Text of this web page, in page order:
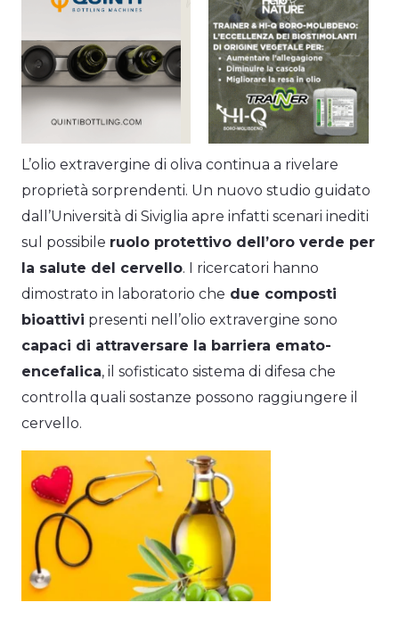
L’olio extravergine di oliva continua a rivelare
proprietà sorprendenti. Un nuovo studio guidato
dall’Università di Siviglia apre infatti scenari inediti
sul possibile ruolo protettivo dell’oro verde per
la salute del cervello. I ricercatori hanno
dimostrato in laboratorio che due composti
bioattivi presenti nell’olio extravergine sono
capaci di attraversare la barriera emato-
encefalica, il sofisticato sistema di difesa che
controlla quali sostanze possono raggiungere il
cervello.